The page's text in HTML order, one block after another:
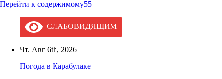
Перейти к содержимому55
СЛАБОВИДЯЩИМ
Чт. Авг 6th, 2026
Погода в Карабулаке